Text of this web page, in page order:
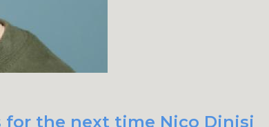
for the next time Nico Dinisi